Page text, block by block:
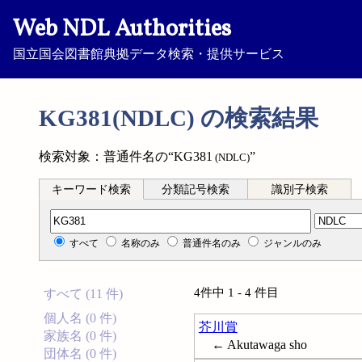
Web NDL Authorities
国立国会図書館典拠データ検索・提供サービス
KG381(NDLC) の検索結果
検索対象：普通件名の“KG381 (NDLC)”
キーワード検索 分類記号検索 識別子検索
分類記号検索
すべて 名称のみ 普通件名のみ ジャンルのみ
すべて (11 件)
個人名 (0 件)
家族名 (0 件)
団体名 (0 件)
4件中 1 - 4 件目
芥川賞
← Akutawaga sho